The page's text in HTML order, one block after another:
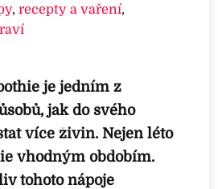
,recepty a vaření,
je jedním z
jak do svého
více živin. Nejen léto
vhodným obdobím.
tohoto nápoje